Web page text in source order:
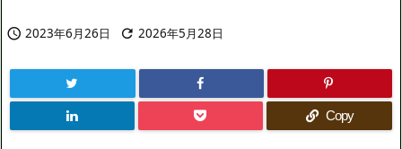
 2023年6月26日  2026年5月28日
Copy